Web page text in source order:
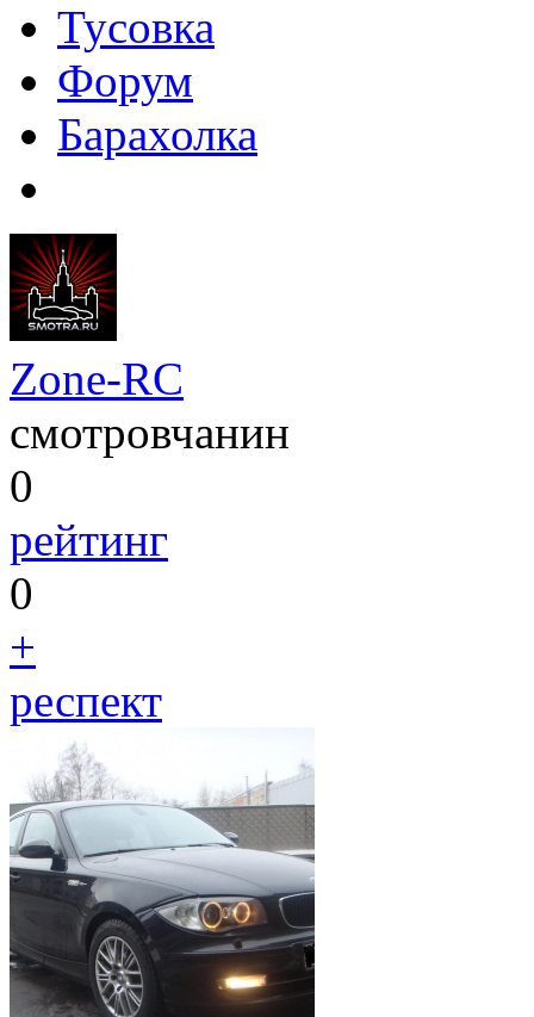
Тусовка
Форум
Барахолка
Zone-RC
смотровчанин
0
рейтинг
0
+
респект